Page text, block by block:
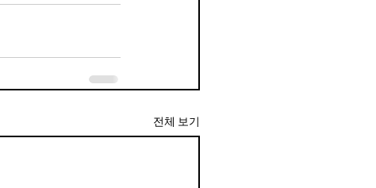
전체 보기